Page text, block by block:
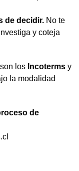
de decidir. No te
y coteja
los Incoterms y
la modalidad
de